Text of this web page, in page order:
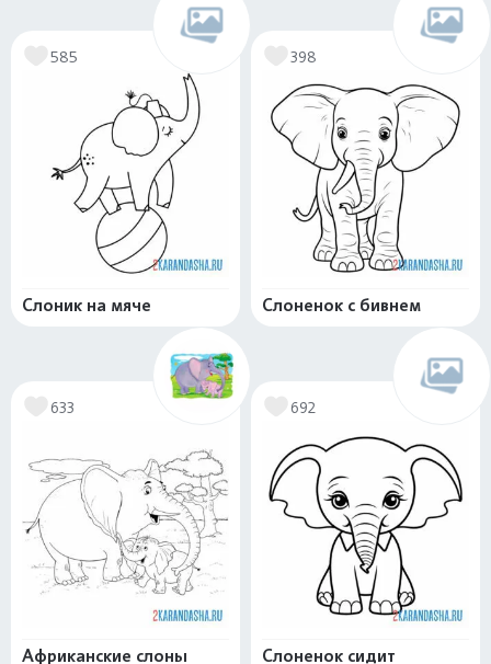
585
Слоник на мяче
398
Слоненок с бивнем
633
Африканские слоны
692
Слоненок сидит